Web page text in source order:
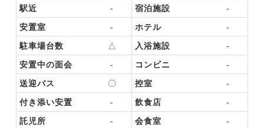
駅近 - 宿泊施設
-
安置室
- ホテル
-
駐車場台数
△ 入浴施設
-
安置中の面会
- コンビニ
-
送迎バス
〇 控室
-
付き添い安置
- 飲食店
-
託児所
- 会食室
-